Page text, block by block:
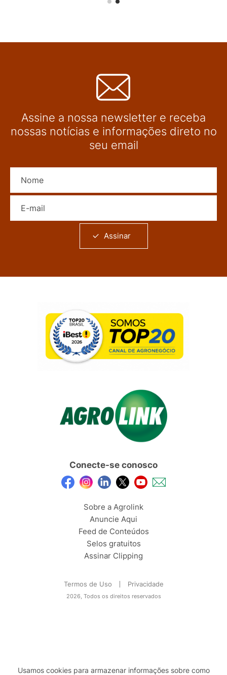
Assine a nossa newsletter e receba
nossas notícias e informações direto no
seu email
Assinar
Conecte-se conosco
Sobre a Agrolink
Anuncie Aqui
Feed de Conteúdos
Selos gratuitos
Assinar Clipping
Termos de Uso Privacidade
2026, Todos os direitos reservados
Usamos cookies para armazenar informações sobre como